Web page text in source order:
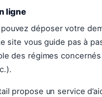
ligne
déposer votre
site vous guide pas à
des régimes
propose un service